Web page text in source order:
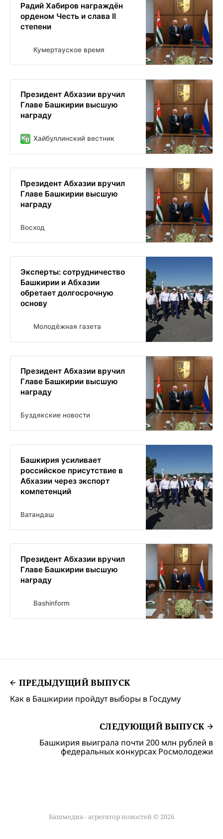
Радий Хабиров награждён
орденом Честь и слава II
степени
Кумертауское время
Президент Абхазии вручил
Главе Башкирии высшую
награду
Хайбуллинский вестник
Президент Абхазии вручил
Главе Башкирии высшую
награду
Восход
Эксперты: сотрудничество
Башкирии и Абхазии
обретает долгосрочную
основу
Молодёжная газета
Президент Абхазии вручил
Главе Башкирии высшую
награду
Буздякские новости
Башкирия усиливает
российское присутствие в
Абхазии через экспорт
компетенций
Ватандаш
Президент Абхазии вручил
Главе Башкирии высшую
награду
Bashinform
ПРЕДЫДУЩИЙ ВЫПУСК
Как в Башкирии пройдут выборы в Госдуму
СЛЕДУЮЩИЙ ВЫПУСК
Башкирия выиграла почти 200 млн рублей в
федеральных конкурсах Росмолодежи
Башмедиа - агрегатор новостей © 2026